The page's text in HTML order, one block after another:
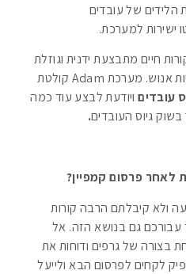
הלידים של עובדים
ישירות למערכת.
חיים מתבצעת ידנית וגוזלת
זמן, משאבים ומתחננת לטעויות אנוש. מערכת Adam קולטת
עובדיםויודעת לבצע עוד כמה
גיוס העובדים.
לאחר פרסום קמפיין?
ולא קיבלתם הרבה קורות
גם בנושא הזה. אל
של גרפים ודוחות את
לקחים לפרסום הבא ולייעל